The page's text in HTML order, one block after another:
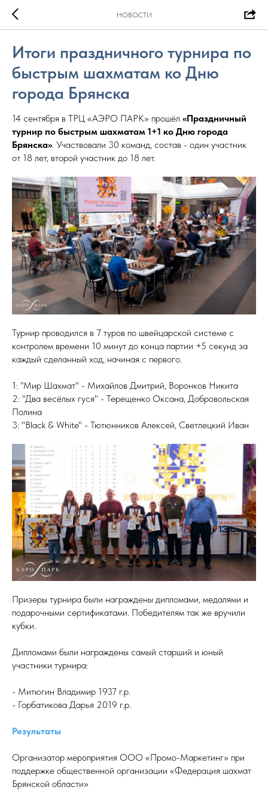
НОВОСТИ
Итоги праздничного турнира по
быстрым шахматам ко Дню
города Брянска
14 сентября в ТРЦ «АЭРО ПАРК» прошёл «Праздничный
турнир по быстрым шахматам 1+1 ко Дню города
Брянска». Участвовали 30 команд, состав - один участник
от 18 лет, второй участник до 18 лет.
Турнир проводился в 7 туров по швейцарской системе с
контролем времени 10 минут до конца партии +5 секунд за
каждый сделанный ход, начиная с первого.
1: "Мир Шахмат" - Михайлов Дмитрий, Воронков Никита
2: "Два весёлых гуся" - Терещенко Оксана, Добровольская
Полина
3: "Black & White" - Тютюнников Алексей, Светлецкий Иван
Призеры турнира были награждены дипломами, медалями и
подарочными сертификатами. Победителям так же вручили
кубки.
Дипломами были награждены самый старший и юный
участники турнира:
- Митюгин Владимир 1937 г.р.
- Горбатикова Дарья 2019 г.р.
Результаты
Организатор мероприятия ООО «Промо-Маркетинг» при
поддержке общественной организации «Федерация шахмат
Брянской области»